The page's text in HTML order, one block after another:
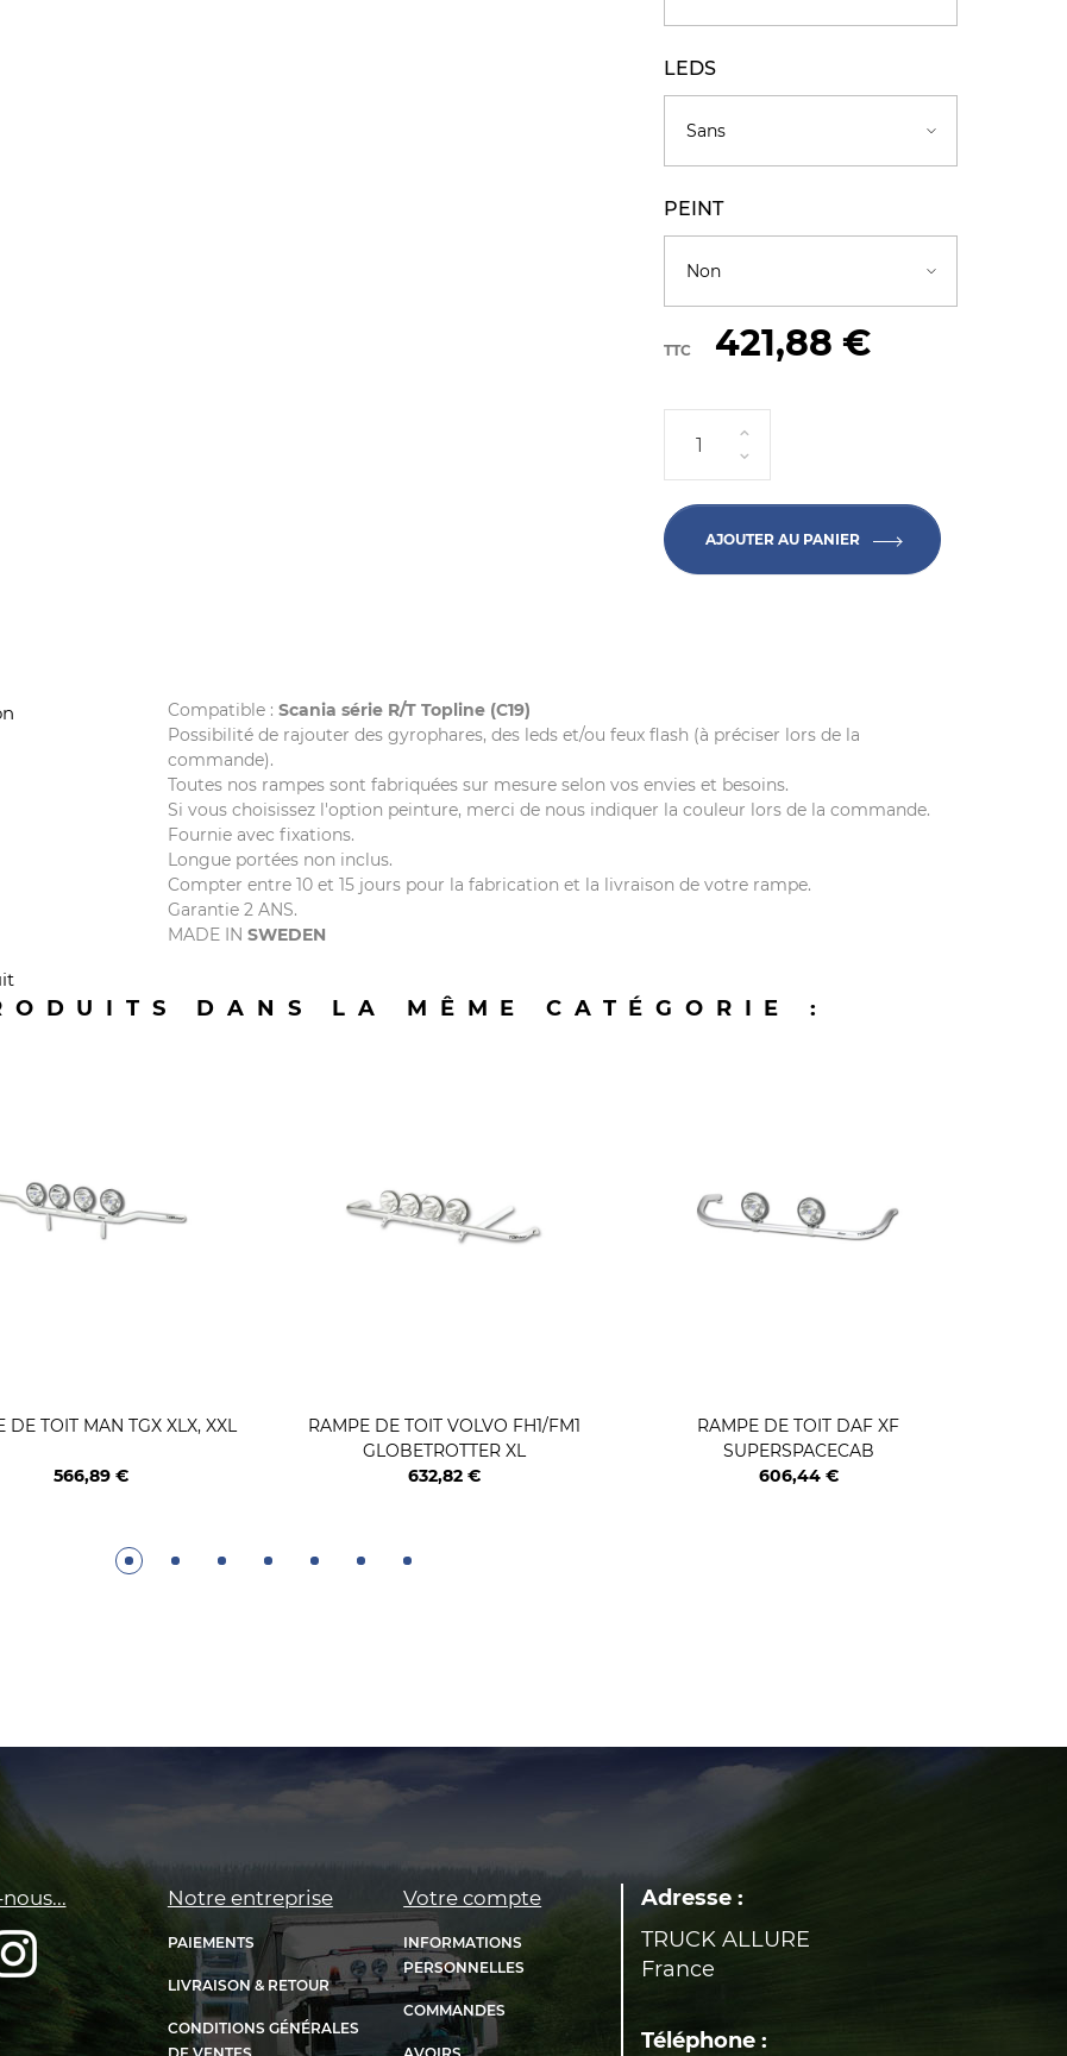
LEDS
PEINT
421,88 €
TTC
AJOUTER AU PANIER
Compatible : Scania série R/T Topline (C19)
Possibilité de rajouter des gyrophares, des leds et/ou feux flash (à préciser lors de la
commande).
Toutes nos rampes sont fabriquées sur mesure selon vos envies et besoins.
Si vous choisissez l'option peinture, merci de nous indiquer la couleur lors de la commande.
Fournie avec fixations.
Longue portées non inclus.
Compter entre 10 et 15 jours pour la fabrication et la livraison de votre rampe.
Garantie 2 ANS.
MADE IN SWEDEN
DANS LA MÊME CATÉGORIE :
DE TOIT MAN TGX XLX, XXL
Prix
566,89 €
RAMPE DE TOIT VOLVO FH1/FM1
GLOBETROTTER XL
Prix
632,82 €
RAMPE DE TOIT DAF XF
SUPERSPACECAB
Prix
606,44 €
Notre entreprise
PAIEMENTS
LIVRAISON & RETOUR
CONDITIONS GÉNÉRALES
Votre compte
INFORMATIONS
PERSONNELLES
COMMANDES
Adresse :
TRUCK ALLURE
France
Téléphone :